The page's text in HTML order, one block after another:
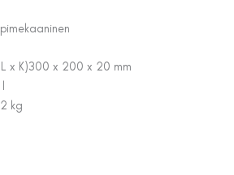
mekaaninen
x K)300 x 200 x 20 mm
kg